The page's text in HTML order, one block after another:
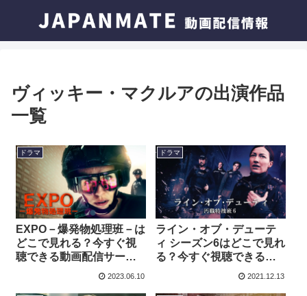
ヴィッキー・マクルアの出演作品
一覧
ドラマ
EXPO－爆発物処理班－は
どこで見れる？今すぐ視
聴できる動画配信サービ
2023.06.10
ドラマ
ライン・オブ・デューテ
ィ シーズン6はどこで見れ
る？今すぐ視聴できる動
画配信サービスを紹介！
2021.12.13